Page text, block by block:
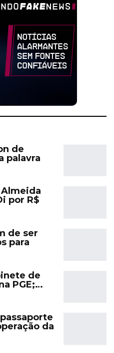
de
palavra
por R$
de ser
para
de
PGE;…
da